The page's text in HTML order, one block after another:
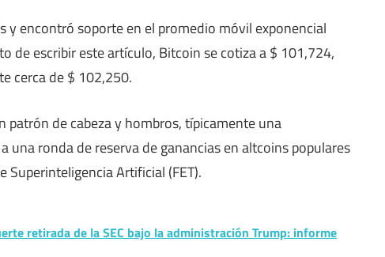
y encontró soporte en el promedio móvil exponencial
de escribir este artículo, Bitcoin se cotiza a $ 101,724,
cerca de $ 102,250.
de cabeza y hombros, típicamente una
ronda de reserva de ganancias en altcoins populares
Superinteligencia Artificial (FET).
retirada de la SEC bajo la administración Trump: informe